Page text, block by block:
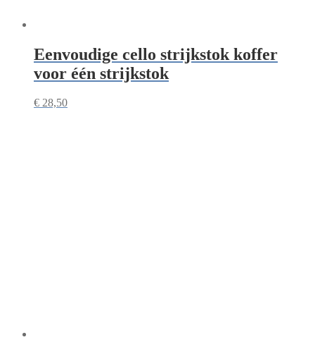
Eenvoudige cello strijkstok koffer
voor één strijkstok
€ 28,50